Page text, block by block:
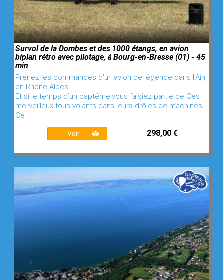
Survol de la Dombes et des 1000 étangs, en avion
biplan rétro avec pilotage, à Bourg-en-Bresse (01) - 45
min
Prenez les commandes d'un avion de légende dans l'Ain,
en Rhône-Alpes
Et si le temps d’un baptême vous faisiez partie de Ces
merveilleux fous volants dans leurs drôles de machines
Ce
Voir 298,00 €